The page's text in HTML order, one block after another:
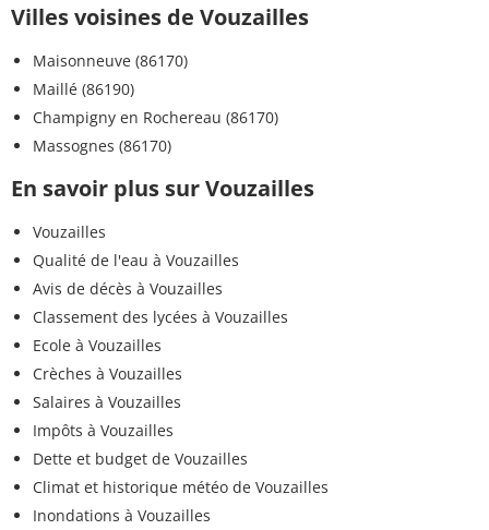
Villes voisines de Vouzailles
Maisonneuve (86170)
Maillé (86190)
Champigny en Rochereau (86170)
Massognes (86170)
En savoir plus sur Vouzailles
Vouzailles
Qualité de l'eau à Vouzailles
Avis de décès à Vouzailles
Classement des lycées à Vouzailles
Ecole à Vouzailles
Crèches à Vouzailles
Salaires à Vouzailles
Impôts à Vouzailles
Dette et budget de Vouzailles
Climat et historique météo de Vouzailles
Inondations à Vouzailles